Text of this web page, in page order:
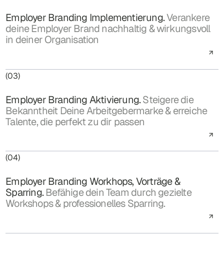
Employer Branding Implementierung.Verankere
deine Employer Brand nachhaltig & wirkungsvoll
in deiner Organisation
(03)
Employer Branding Aktivierung.Steigere die
Bekanntheit Deine Arbeitgebermarke & erreiche
Talente, die perfekt zu dir passen
(04)
Employer Branding Workhops, Vorträge &
Sparring.Befähige dein Team durch gezielte
Workshops & professionelles Sparring.